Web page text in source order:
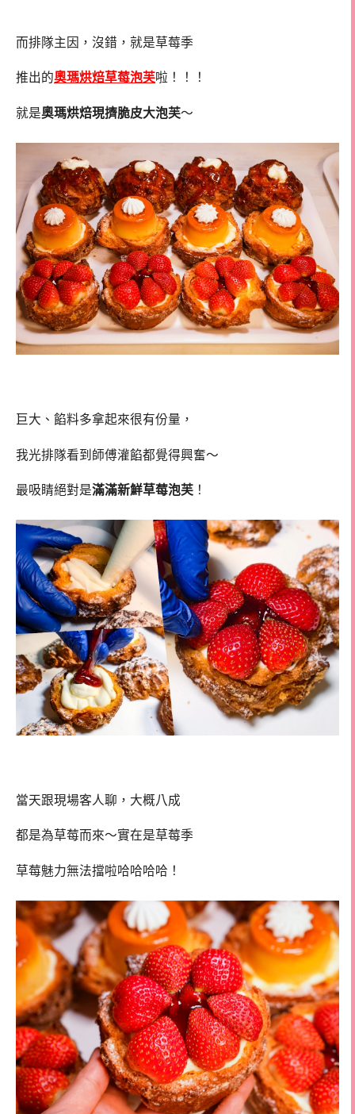
而排隊主因，沒錯，就是草莓季
推出的奧瑪烘焙草莓泡芙啦！！！
就是奧瑪烘焙現擠脆皮大泡芙～
巨大、餡料多拿起來很有份量，
我光排隊看到師傅灌餡都覺得興奮～
最吸睛絕對是滿滿新鮮草莓泡芙 ！
當天跟現場客人聊，大概八成
都是為草莓而來～實在是草莓季
草莓魅力無法擋啦哈哈哈哈！